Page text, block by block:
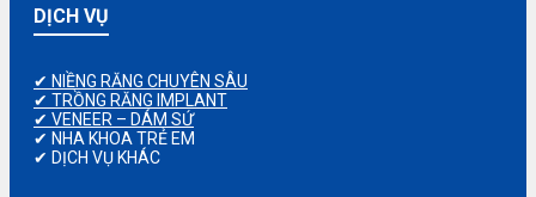
DỊCH VỤ
✔ NIỀNG RĂNG CHUYÊN SÂU
✔ TRỒNG RĂNG IMPLANT
✔ VENEER – DÁM SỨ
✔ NHA KHOA TRẺ EM
✔ DỊCH VỤ KHÁC